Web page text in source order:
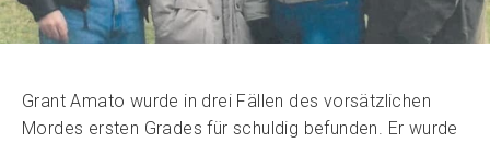
Grant Amato wurde in drei Fällen des vorsätzlichen
Mordes ersten Grades für schuldig befunden. Er wurde